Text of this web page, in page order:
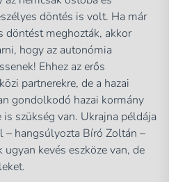
döntés is volt. Ha már
döntést meghozták, akkor
hogy az autonómia
Ehhez az erős
partnerekre, de a hazai
gondolkodó hazai kormány
szükség van. Ukrajna példája
hangsúlyozta Bíró Zoltán –
kevés eszköze van, de